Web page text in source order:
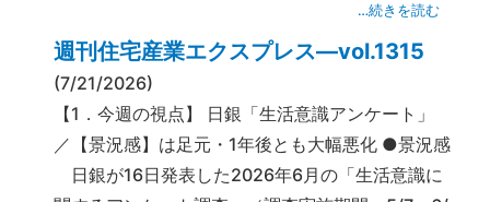
…続きを読む
週刊住宅産業エクスプレス―vol.1315
(7/21/2026)
【1．今週の視点】 日銀「生活意識アンケート」
／【景況感】は足元・1年後とも大幅悪化 ●景況感
日銀が16日発表した2026年6月の「生活意識に